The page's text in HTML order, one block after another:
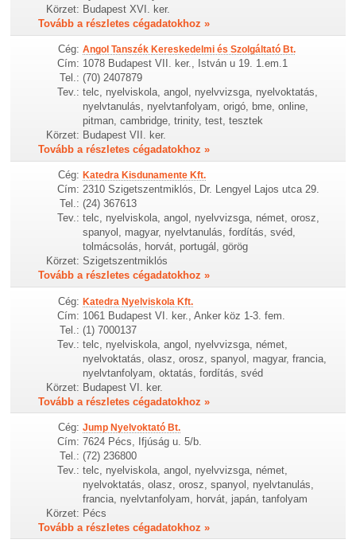
Körzet: Budapest XVI. ker.
Tovább a részletes cégadatokhoz »
Cég: Angol Tanszék Kereskedelmi és Szolgáltató Bt.
Cím: 1078 Budapest VII. ker., István u 19. 1.em.1
Tel.: (70) 2407879
Tev.: telc, nyelviskola, angol, nyelvvizsga, nyelvoktatás,
nyelvtanulás, nyelvtanfolyam, origó, bme, online,
pitman, cambridge, trinity, test, tesztek
Körzet: Budapest VII. ker.
Tovább a részletes cégadatokhoz »
Cég: Katedra Kisdunamente Kft.
Cím: 2310 Szigetszentmiklós, Dr. Lengyel Lajos utca 29.
Tel.: (24) 367613
Tev.: telc, nyelviskola, angol, nyelvvizsga, német, orosz,
spanyol, magyar, nyelvtanulás, fordítás, svéd,
tolmácsolás, horvát, portugál, görög
Körzet: Szigetszentmiklós
Tovább a részletes cégadatokhoz »
Cég: Katedra Nyelviskola Kft.
Cím: 1061 Budapest VI. ker., Anker köz 1-3. fem.
Tel.: (1) 7000137
Tev.: telc, nyelviskola, angol, nyelvvizsga, német,
nyelvoktatás, olasz, orosz, spanyol, magyar, francia,
nyelvtanfolyam, oktatás, fordítás, svéd
Körzet: Budapest VI. ker.
Tovább a részletes cégadatokhoz »
Cég: Jump Nyelvoktató Bt.
Cím: 7624 Pécs, Ifjúság u. 5/b.
Tel.: (72) 236800
Tev.: telc, nyelviskola, angol, nyelvvizsga, német,
nyelvoktatás, olasz, orosz, spanyol, nyelvtanulás,
francia, nyelvtanfolyam, horvát, japán, tanfolyam
Körzet: Pécs
Tovább a részletes cégadatokhoz »